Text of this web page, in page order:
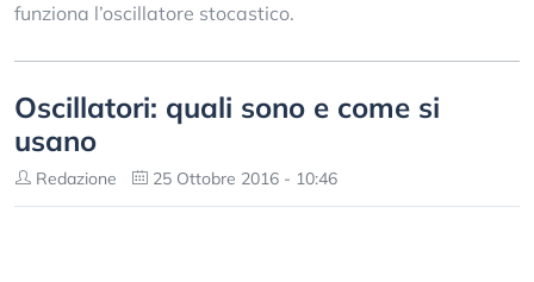
funziona l’oscillatore stocastico.
Oscillatori: quali sono e come si
usano
Redazione 25 Ottobre 2016 - 10:46